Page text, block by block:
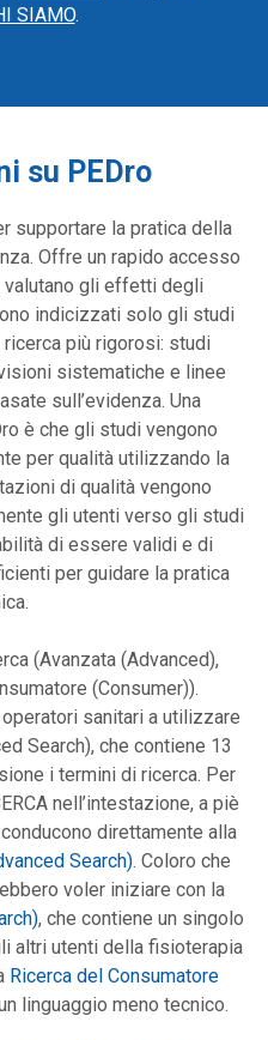
SIAMO.
su PEDro
supportare la pratica della
Offre un rapido accesso
gli effetti degli
indicizzati solo gli studi
più rigorosi: studi
sistematiche e linee
sull’evidenza. Una
è che gli studi vengono
per qualità utilizzando la
di qualità vengono
gli utenti verso gli studi
di essere validi e di
per guidare la pratica
(Avanzata (Advanced),
(Consumer)).
sanitari a utilizzare
Search), che contiene 13
i termini di ricerca. Per
nell’intestazione, a piè
direttamente alla
Search). Coloro che
voler iniziare con la
, che contiene un singolo
altri utenti della fisioterapia
Ricerca del Consumatore
linguaggio meno tecnico.